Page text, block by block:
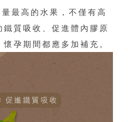
最高的水果，不僅有高
質吸收、促進體內膠原
孕期間都應多加補充。